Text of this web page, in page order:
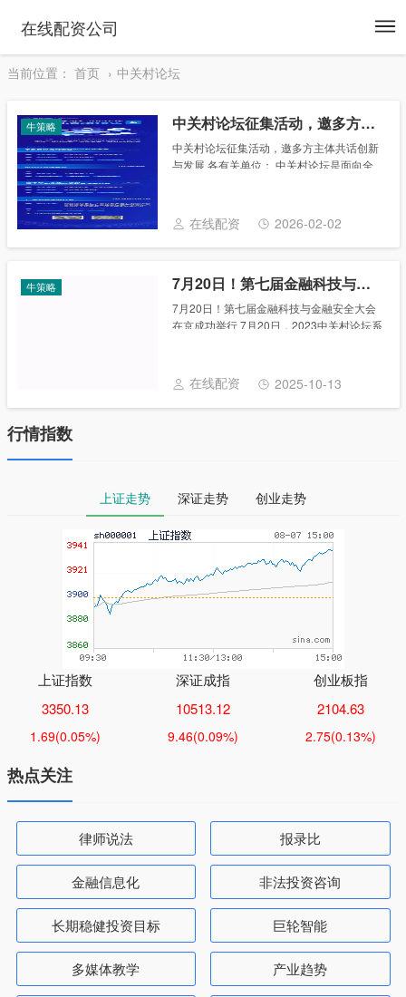
在线配资公司
当前位置： 首页 中关村论坛
牛策略 中关村论坛征集活动，邀多方主体共话创新与发展
中关村论坛征集活动，邀多方主体共话创新
与发展 各有关单位： 中关村论坛是面向全
年的常态化系列活动，邀请国内外专家学
者、企......
在线配资 2026-02-02
牛策略 7月20日！第七届金融科技与金融安全大会在京成功举行
7月20日！第七届金融科技与金融安全大会
在京成功举行 7月20日，2023中关村论坛系
行。本次大会由中关村金融科技产业发
展......
在线配资 2025-10-13
行情指数
上证走势 深证走势 创业走势
上证指数
3350.13
1.69(0.05%)
深证成指
10513.12
9.46(0.09%)
创业板指
2104.63
2.75(0.13%)
热点关注
律师说法 报录比
金融信息化 非法投资咨询
长期稳健投资目标 巨轮智能
多媒体教学 产业趋势